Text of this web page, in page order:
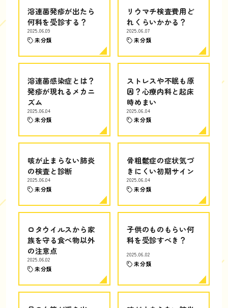
溶連菌発疹が出たら
何科を受診する？
2025.06.09
未分類
リウマチ検査費用ど
れくらいかかる？
2025.06.07
未分類
溶連菌感染症とは？
発疹が現れるメカニ
ズム
2025.06.04
未分類
ストレスや不眠も原
因？心療内科と起床
時めまい
2025.06.04
未分類
咳が止まらない肺炎
の検査と診断
2025.06.04
未分類
骨粗鬆症の症状気づ
きにくい初期サイン
2025.06.04
未分類
ロタウイルスから家
族を守る食べ物以外
の注意点
2025.06.02
未分類
子供のものもらい何
科を受診すべき？
2025.06.02
未分類